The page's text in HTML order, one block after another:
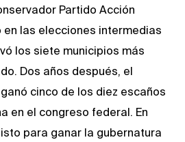
Partido Acción
en las elecciones intermedias
los siete municipios más
Dos años después, el
cinco de los diez escaños
en el congreso federal. En
para ganar la gubernatura